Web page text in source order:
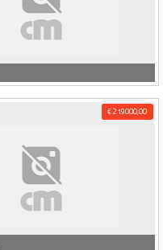
€ 219000,00